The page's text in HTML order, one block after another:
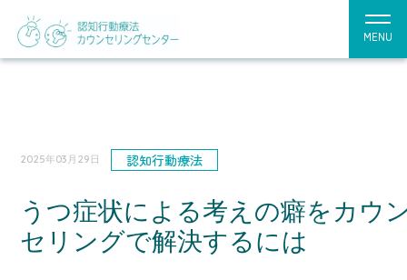
MENU
2025年03月29日 認知行動療法
うつ症状による考えの癖をカウ
セリングで解決するには